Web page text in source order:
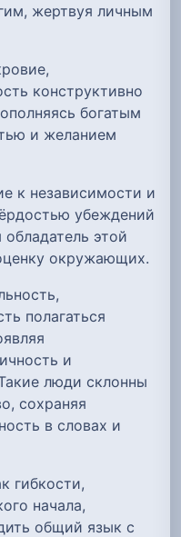
жертвуя личным
конструктивно
богатым
и желанием
к независимости и
убеждений
этой
окружающих.
полагаться
и
люди склонны
сохраняя
в словах и
гибкости,
начала,
общий язык с